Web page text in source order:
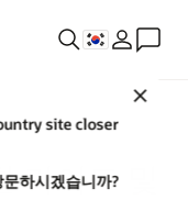
site closer
하시겠습니까?
이드 및